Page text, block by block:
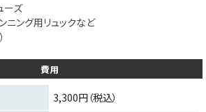
ーズ
ニング用リュックなど
費用
3,300円（税込）